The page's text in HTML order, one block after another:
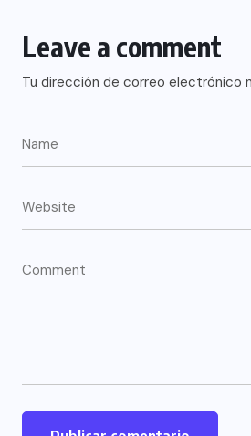
Leave a comment
Tu dirección de correo electrónico